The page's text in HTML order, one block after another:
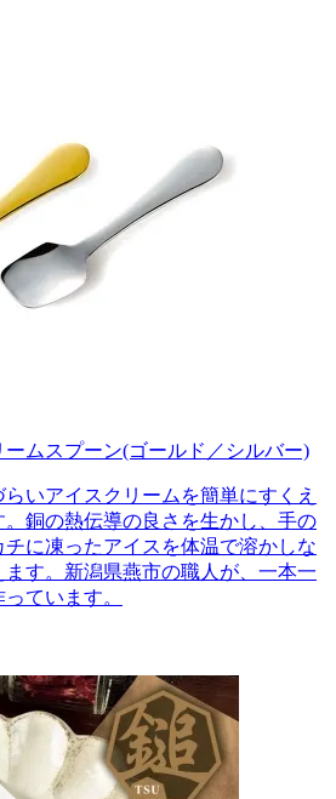
ムスプーン(ゴールド／シルバー)
いアイスクリームを簡単にすくえ
。銅の熱伝導の良さを生かし、手の
に凍ったアイスを体温で溶かしな
す。新潟県燕市の職人が、一本一
ています。